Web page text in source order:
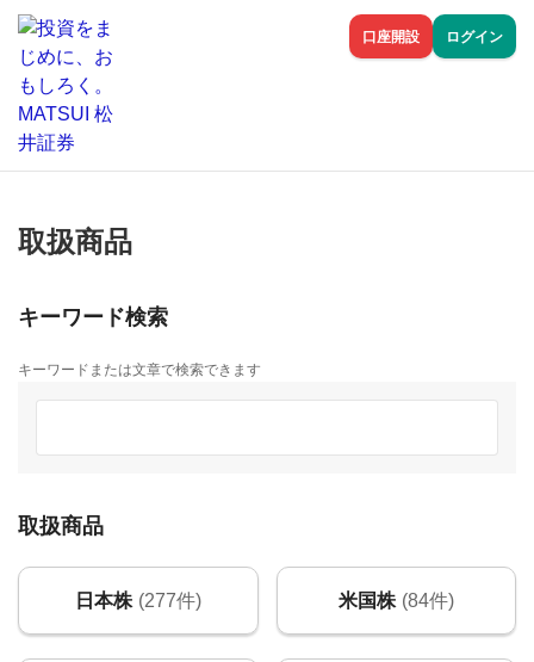
口座開設 ログイン
取扱商品
キーワード検索
キーワードまたは文章で検索できます
取扱商品
日本株 (277件) 米国株 (84件)